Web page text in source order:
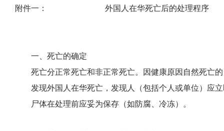
附件一： 外国人在华死亡后的处理程序
一、 死亡的确定
死亡分正常死亡和非正常死亡。因健康原因自然死亡的
发现外国人在华死亡，发现人（包括个人或单位）应立
尸体在处理前应妥为保存（如防腐、冷冻）。